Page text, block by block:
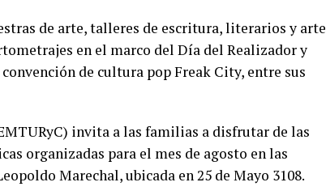
de arte, talleres de escritura, literarios y arte
en el marco del Día del Realizador y
de cultura pop Freak City, entre sus
invita a las familias a disfrutar de las
organizadas para el mes de agosto en las
Marechal, ubicada en 25 de Mayo 3108.